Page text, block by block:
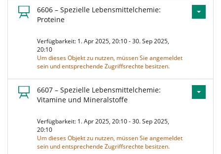
6606 – Spezielle Lebensmittelchemie:
Proteine
Verfügbarkeit: 1. Apr 2025, 20:10 - 30. Sep 2025,
20:10
Um dieses Objekt zu nutzen, müssen Sie angemeldet
sein und entsprechende Zugriffsrechte besitzen.
6607 – Spezielle Lebensmittelchemie:
Vitamine und Mineralstoffe
Verfügbarkeit: 1. Apr 2025, 20:10 - 30. Sep 2025,
20:10
Um dieses Objekt zu nutzen, müssen Sie angemeldet
sein und entsprechende Zugriffsrechte besitzen.